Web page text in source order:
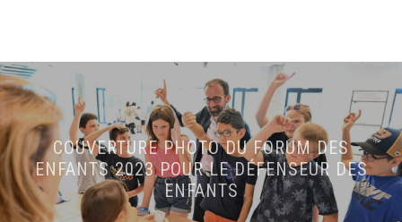
COUVERTURE PHOTO DU FORUM DES
ENFANTS 2023 POUR LE DÉFENSEUR DES
ENFANTS